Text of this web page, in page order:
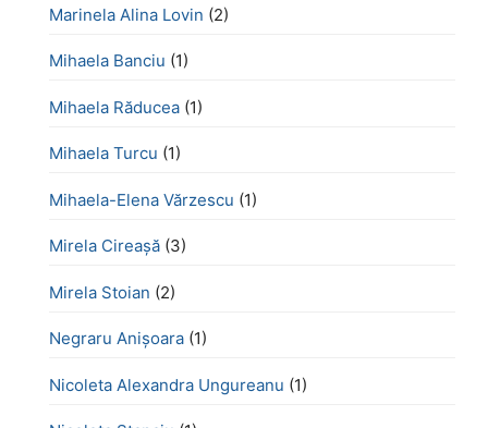
Marinela Alina Lovin (2)
Mihaela Banciu (1)
Mihaela Răducea (1)
Mihaela Turcu (1)
Mihaela-Elena Vărzescu (1)
Mirela Cireașă (3)
Mirela Stoian (2)
Negraru Anișoara (1)
Nicoleta Alexandra Ungureanu (1)